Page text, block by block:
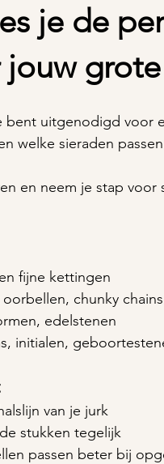
je de
bent uitgenodigd voor
welke sieraden
en neem je stap
en fijne kettingen
oorbellen, chunky chains
edelstenen
initialen,
van je jurk
stukken tegelijk
passen beter bij